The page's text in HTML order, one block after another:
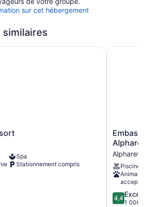
sur cet hébergement
Spa
Stationnement compris
Embassy
Suites
by
Hilton
Atlanta
Piscine
4.4
sur
4,4
1 006
Embassy